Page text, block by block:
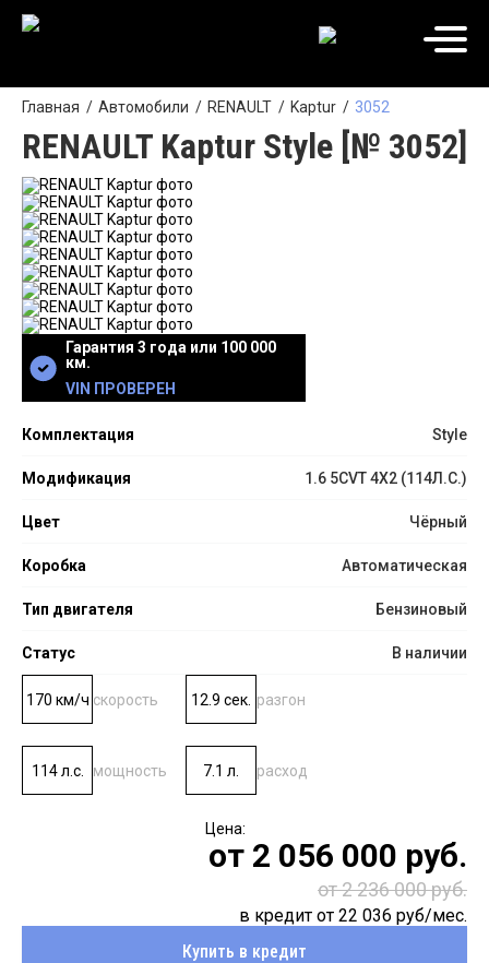
Главная Автомобили RENAULT Kaptur 3052
RENAULT Kaptur Style [№ 3052]
Гарантия 3 года или 100 000
км.
VIN ПРОВЕРЕН
Комплектация Style
Модификация 1.6 5CVT 4X2 (114Л.С.)
Цвет Чёрный
Коробка Автоматическая
Тип двигателя Бензиновый
Статус В наличии
170 км/ч скорость 12.9 сек. разгон
114 л.с. мощность 7.1 л. расход
от 2 056 000 руб.
от 2 236 000 руб.
в кредит от 22 036 руб/мес.
Купить в кредит